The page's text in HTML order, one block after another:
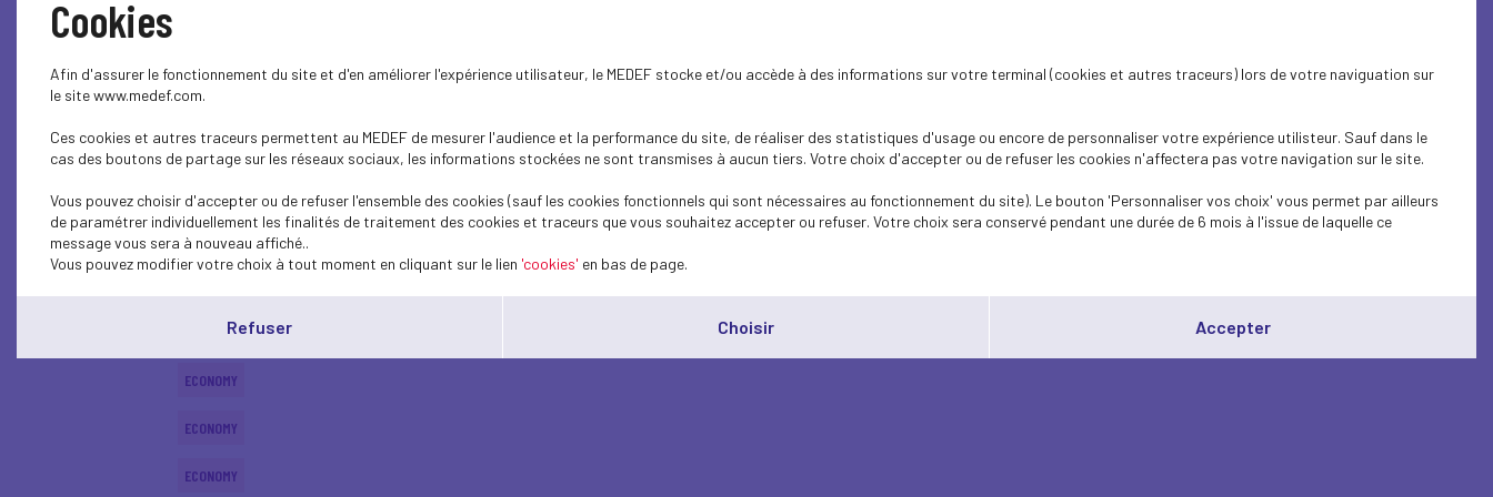
ECONOMY
ECONOMY
ECONOMY
ECONOMY
ECONOMY
ECONOMY
ECONOMY
Cookies
Afin d'assurer le fonctionnement du site et d'en améliorer l'expérience utilisateur, le MEDEF stocke et/ou accède à des informations sur votre terminal (cookies et autres traceurs) lors de votre naviguation sur
le site www.medef.com.
Ces cookies et autres traceurs permettent au MEDEF de mesurer l'audience et la performance du site, de réaliser des statistiques d'usage ou encore de personnaliser votre expérience utilisteur. Sauf dans le
cas des boutons de partage sur les réseaux sociaux, les informations stockées ne sont transmises à aucun tiers. Votre choix d'accepter ou de refuser les cookies n'affectera pas votre navigation sur le site.
Vous pouvez choisir d'accepter ou de refuser l'ensemble des cookies (sauf les cookies fonctionnels qui sont nécessaires au fonctionnement du site). Le bouton 'Personnaliser vos choix' vous permet par ailleurs
de paramétrer individuellement les finalités de traitement des cookies et traceurs que vous souhaitez accepter ou refuser. Votre choix sera conservé pendant une durée de 6 mois à l'issue de laquelle ce
message vous sera à nouveau affiché..
Vous pouvez modifier votre choix à tout moment en cliquant sur le lien 'cookies' en bas de page.
Refuser Choisir Accepter